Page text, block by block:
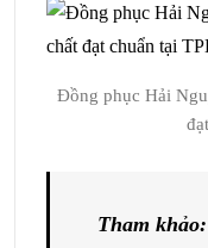
Đồng phục Hải
Tham khảo: